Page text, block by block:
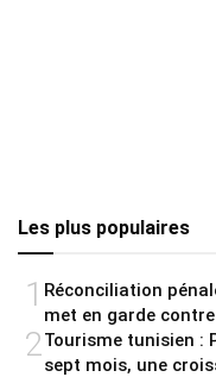
Les plus populaires
1 Réconciliation
met en garde
2 Tourisme tunisien :
sept mois, une